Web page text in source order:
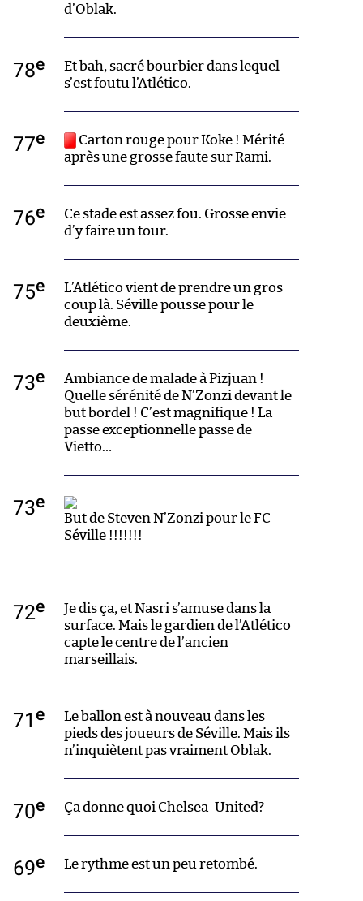
d’Oblak.
78e
Et bah, sacré bourbier dans lequel
s’est foutu l’Atlético.
77e
Carton rouge pour Koke ! Mérité
après une grosse faute sur Rami.
76e
Ce stade est assez fou. Grosse envie
d’y faire un tour.
75e
L’Atlético vient de prendre un gros
coup là. Séville pousse pour le
deuxième.
73e
Ambiance de malade à Pizjuan !
Quelle sérénité de N’Zonzi devant le
but bordel ! C’est magnifique ! La
passe exceptionnelle passe de
Vietto…
73e
But de Steven N’Zonzi pour le FC
Séville !!!!!!!
72e
Je dis ça, et Nasri s’amuse dans la
surface. Mais le gardien de l’Atlético
capte le centre de l’ancien
marseillais.
71 e
Le ballon est à nouveau dans les
pieds des joueurs de Séville. Mais ils
n’inquiètent pas vraiment Oblak.
70e Ça donne quoi Chelsea-United?
69e Le rythme est un peu retombé.